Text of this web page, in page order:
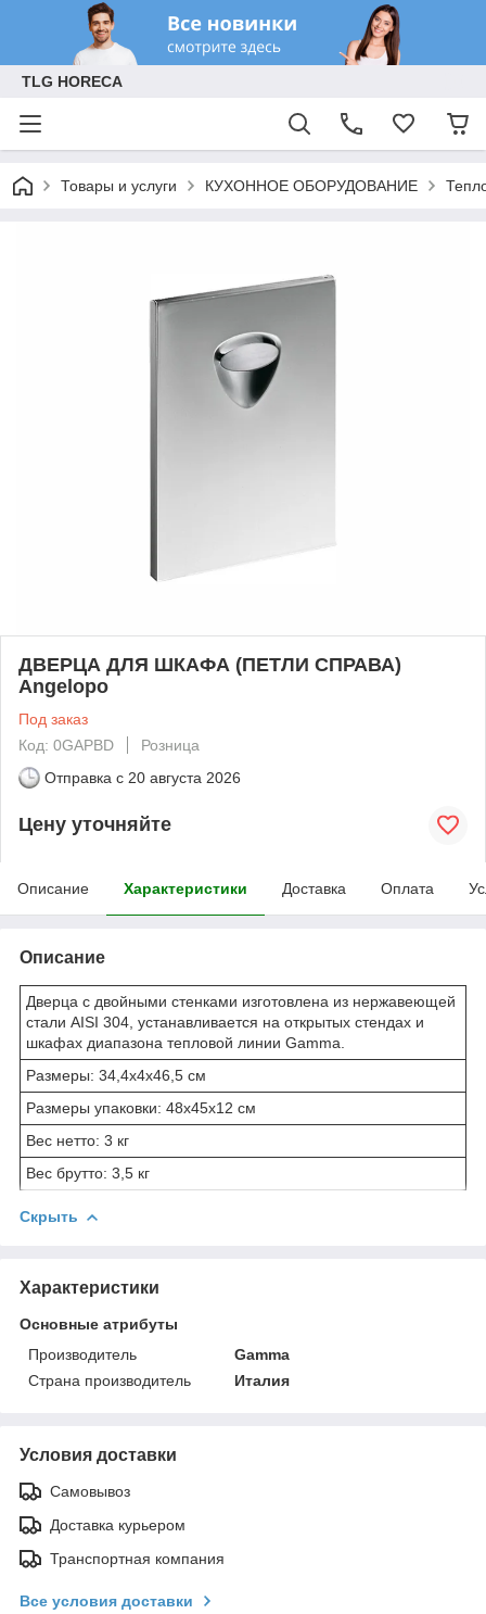
TLG HORECA
Товары и услуги КУХОННОЕ ОБОРУДОВАНИЕ
ДВЕРЦА ДЛЯ ШКАФА (ПЕТЛИ СПРАВА)
Angelopo
Под заказ
Код: 0GAPBD
Розница
Отправка с 20 августа 2026
Цену уточняйте
Описание Характеристики Доставка Оплата
Описание
Дверца с двойными стенками изготовлена из нержавеющей
стали AISI 304, устанавливается на открытых стендах и
шкафах диапазона тепловой линии Gamma.
Размеры: 34,4x4x46,5 см
Размеры упаковки: 48x45x12 см
Вес нетто: 3 кг
Вес брутто: 3,5 кг
Скрыть
Характеристики
Основные атрибуты
Производитель
Gamma
Страна производитель
Италия
Условия доставки
Самовывоз
Доставка курьером
Транспортная компания
Все условия доставки